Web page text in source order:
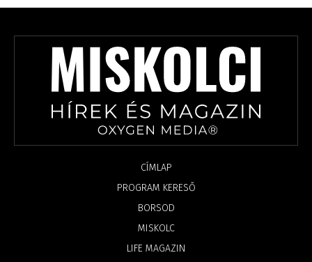
CÍMLAP
PROGRAM KERESŐ
BORSOD
MISKOLC
LIFE MAGAZIN